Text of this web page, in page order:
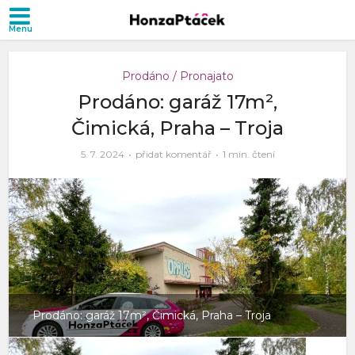
Prodáno / Pronajato
Prodáno: garáž 17m²,
Čimická, Praha – Troja
5. 7. 2024 přidat komentář 1 min. čtení
Prodáno: garáž 17m², Čimická, Praha – Troja